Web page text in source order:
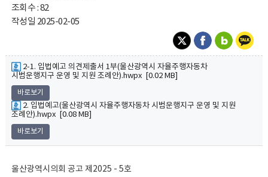
조회수 : 82
작성일 2025-02-05
2-1. 입법예고 의견제출서 1부(울산광역시 자율주행자동차
시범운행지구 운영 및 지원 조례안).hwpx [0.02 MB]
바로보기
2. 입법예고(울산광역시 자율주행자동차 시범운행지구 운영 및 지원
조례안).hwpx [0.08 MB]
바로보기
울산광역시의회 공고 제2025 - 5호